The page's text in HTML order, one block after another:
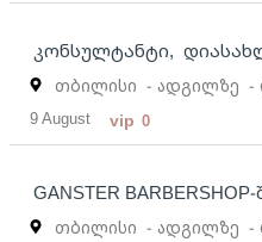
კონსულტანტი,
თბილისი - ადგილზე -
9 August vip 0
GANSTER
თბილისი - ადგილზე -